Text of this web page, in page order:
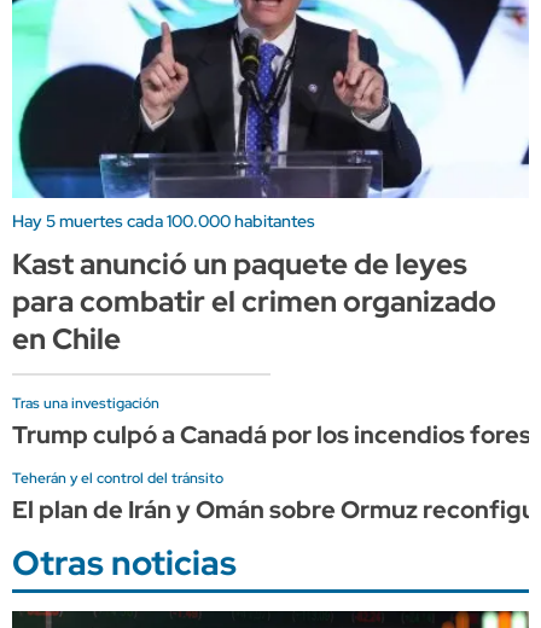
Hay 5 muertes cada 100.000 habitantes
Kast anunció un paquete de leyes
para combatir el crimen organizado
en Chile
Tras una investigación
Trump culpó a Canadá por los incendios
Teherán y el control del tránsito
El plan de Irán y Omán sobre Ormuz
Otras noticias